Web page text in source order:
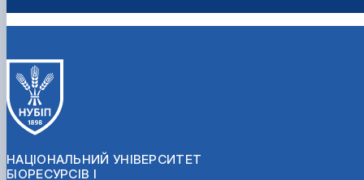
НАЦІОНАЛЬНИЙ УНІВЕРСИТЕТ
БІОРЕСУРСІВ І